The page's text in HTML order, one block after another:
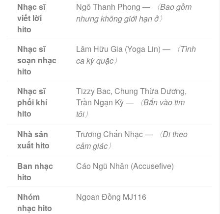
Nhạc sĩ
viết lời
hito
Ngô Thanh Phong —
〈Bao gồm
nhưng không giới hạn ở〉
Nhạc sĩ
soạn nhạc
hito
Lâm Hữu Gia (Yoga Lin) —
〈Tình
ca kỳ quặc〉
Nhạc sĩ
phối khí
hito
Tizzy Bac, Chung Thừa Dương,
Trần Ngạn Kỳ —
〈Bắn vào tim
tôi〉
Nhà sản
xuất hito
Trương Chấn Nhạc —
〈Đi theo
cảm giác〉
Ban nhạc
hito
Cáo Ngũ Nhân (Accusefive)
Nhóm
nhạc hito
Ngoan Đồng MJ116